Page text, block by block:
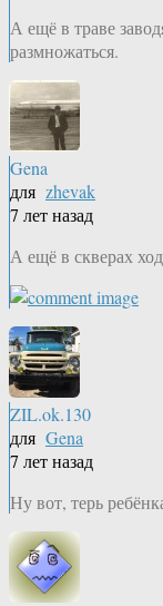
А ещё в траве
размножаться.
Gena
для zhevak
7 лет назад
А ещё в скверах
ZIL.ok.130
для Gena
7 лет назад
Ну вот, терь